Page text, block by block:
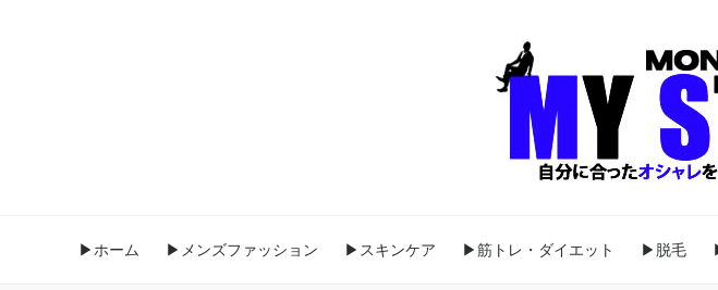
▶ホーム ▶メンズファッション ▶スキンケア ▶筋トレ・ダイエット ▶脱毛